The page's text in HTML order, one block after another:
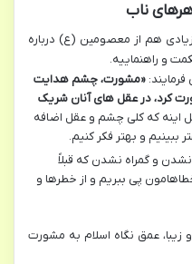
ناب
هم از معصومین (ع) درباره
و راهنماییه.
«مشورت، چشم هدایت
کرد، در عقل های آنان شریک
اینه که کلی چشم و عقل اضافه
ببینیم و بهتر فکر کنیم.
و گمراه نشدن که قبلاً
پی ببریم و از خطرها و
عمق نگاه اسلام به مشورت